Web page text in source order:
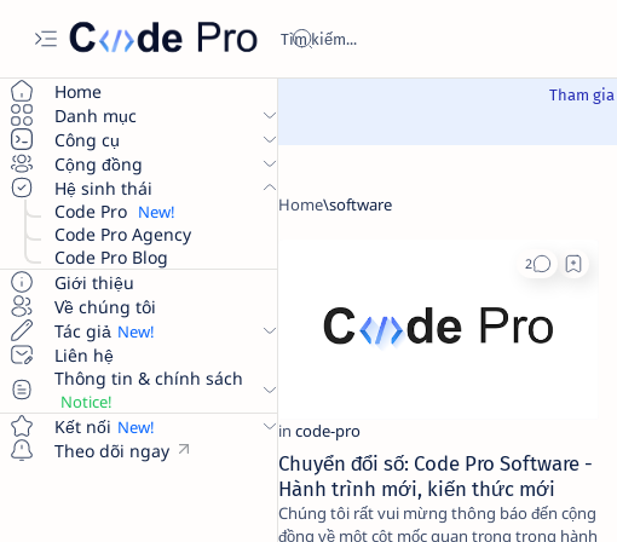
Home
Danh mục
Công cụ
Cộng đồng
Hệ sinh thái
Code Pro
Code Pro Agency
Code Pro Blog
Giới thiệu
Về chúng tôi
Tác giả
Liên hệ
Thông tin & chính sách
Kết nối
Theo dõi ngay
Tham gia
Chuyển đổi số: Code Pro Software -
Hành trình mới, kiến thức mới
Chúng tôi rất vui mừng thông báo đến cộng
đồng về một cột mốc quan trọng trong hành